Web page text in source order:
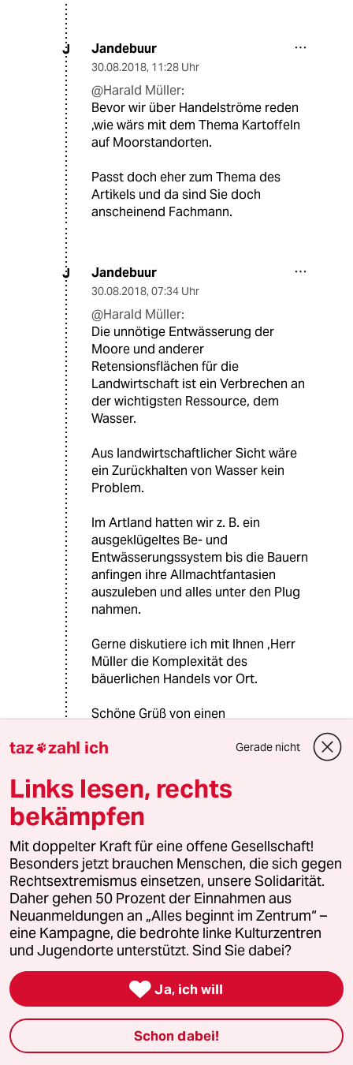
J Jandebuur
30.08.2018, 11:28 Uhr
@Harald Müller:
Bevor wir über Handelströme reden
,wie wärs mit dem Thema Kartoffeln
auf Moorstandorten.
Passt doch eher zum Thema des
Artikels und da sind Sie doch
anscheinend Fachmann.
J Jandebuur
30.08.2018, 07:34 Uhr
@Harald Müller:
Die unnötige Entwässerung der
Moore und anderer
Retensionsflächen für die
Landwirtschaft ist ein Verbrechen an
der wichtigsten Ressource, dem
Wasser.
Aus landwirtschaftlicher Sicht wäre
ein Zurückhalten von Wasser kein
Problem.
Im Artland hatten wir z. B. ein
ausgeklügeltes Be- und
Entwässerungssystem bis die Bauern
anfingen ihre Allmachtfantasien
auszuleben und alles unter den Plug
nahmen.
Gerne diskutiere ich mit Ihnen ,Herr
Müller die Komplexität des
bäuerlichen Handels vor Ort.
Schöne Grüß von einen
er
JB Jan Berger
30.08.2018
@Harald Müller:
Also wenn Sie den Artikel richtig
gelesen hätten, wäre Ihnen
aufgefallen, dass Her Maurins hier auf
Meinungen von Personen
zurückgreift, die sich mit dem Thema
auskennen.
Zumal ich kaum glaube, dass jedes
Moor voller kleiner Seen ist.
Seltsamerweise widerlegen Sie den
Vorschlag nicht sachlich, sondern
versuchen ihn lautstark in die Ecke zu
taz zahl ich Gerade nicht
Links lesen, rechts
bekämpfen
Mit doppelter Kraft für eine offene Gesellschaft!
Besonders jetzt brauchen Menschen, die sich gegen
Rechtsextremismus einsetzen, unsere Solidarität.
Daher gehen 50 Prozent der Einnahmen aus
Neuanmeldungen an „Alles beginnt im Zentrum“ –
eine Kampagne, die bedrohte linke Kulturzentren
und Jugendorte unterstützt. Sind Sie dabei?
 Ja, ich will
Schon dabei!